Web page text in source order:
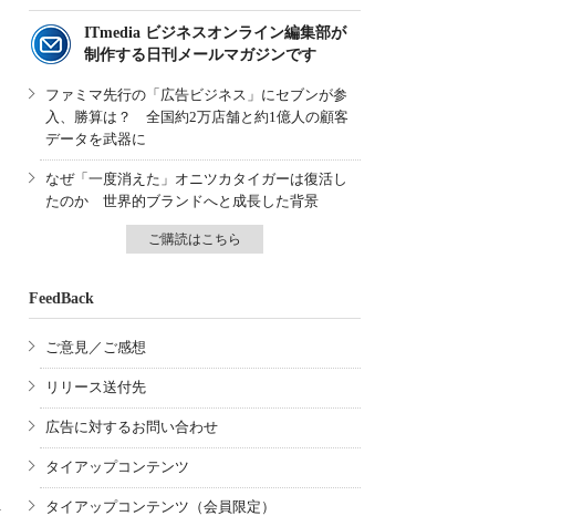
ITmedia ビジネスオンライン編集部が
制作する日刊メールマガジンです
ファミマ先行の「広告ビジネス」にセブンが参
入、勝算は？ 全国約2万店舗と約1億人の顧客
データを武器に
なぜ「一度消えた」オニツカタイガーは復活し
たのか 世界的ブランドへと成長した背景
ご購読はこちら
FeedBack
ご意見／ご感想
リリース送付先
広告に対するお問い合わせ
タイアップコンテンツ
タイアップコンテンツ（会員限定）